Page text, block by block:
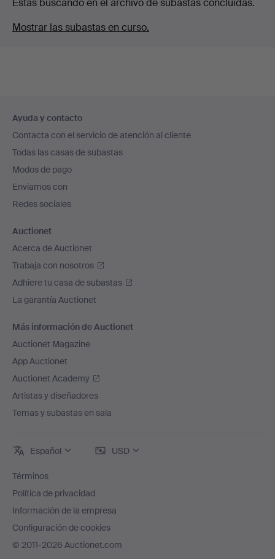
Estás buscando en el archivo de subastas concluidas.
Mostrar las subastas en curso.
en
el
pie
de
página
Ayuda y contacto
Contacta con el servicio de atención al cliente
Todas las casas de subastas
Modos de pago
Enviamos con
Redes sociales
Auctionet
Acerca de Auctionet
Trabaja con nosotros
Adhiere tu casa de subastas
La garantía Auctionet
Más información de Auctionet
Auctionet Magazine
App Auctionet
Auctionet Academy
Artistas y diseñadores
Temas y subastas en sala
Español USD
Términos
Política de privacidad
Información de la empresa
Configuración de cookies
© 2011-2026 Auctionet.com